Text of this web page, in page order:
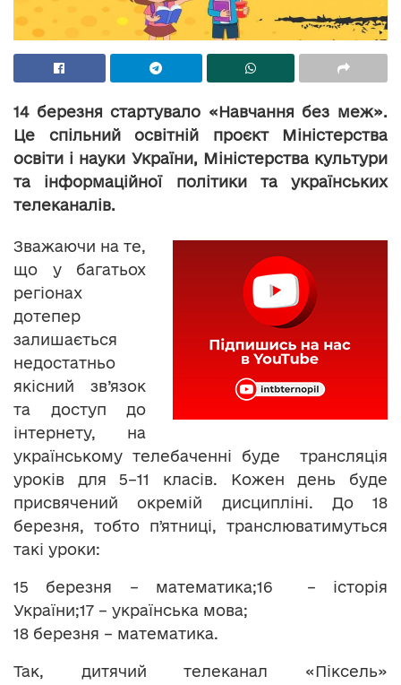
14 березня стартувало «Навчання без меж».
Це спільний освітній проєкт Міністерства
освіти і науки України, Міністерства культури
та інформаційної політики та українських
телеканалів.
Зважаючи на те,
що у багатьох
регіонах
дотепер
залишається
недостатньо
якісний зв’язок
та доступ до
інтернету, на
українському телебаченні буде трансляція
уроків для 5–11 класів. Кожен день буде
присвячений окремій дисципліні. До 18
березня, тобто пʼятниці, транслюватимуться
такі уроки:
15 березня – математика;16 – історія
України;17 – українська мова;
18 березня – математика.
Так, дитячий телеканал «Піксель»